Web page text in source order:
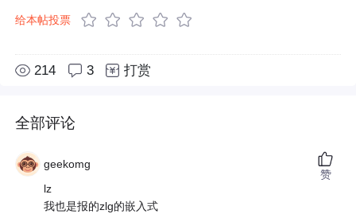
给本帖投票
214 3 打赏
全部评论
geekomg
lz
我也是报的zlg的嵌入式
赞